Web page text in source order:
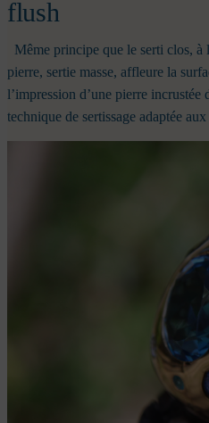
flush
Même principe que le serti clos,
pierre, sertie masse, affleure la
l’impression d’une pierre incrustée
technique de sertissage adaptée